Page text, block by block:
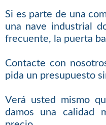
Si es parte de una
una nave industrial
frecuente, la puerta
Contacte con
pida un presupuesto
Verá usted mismo
damos una calidad